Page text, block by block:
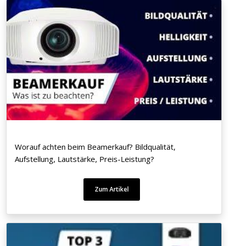
Worauf achten beim Beamerkauf? Bildqualität,
Aufstellung, Lautstärke, Preis-Leistung?
Zum Artikel